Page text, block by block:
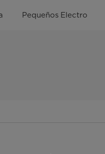
Pequeños Electro